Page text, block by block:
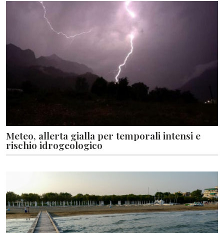
Meteo, allerta gialla per temporali intensi e
rischio idrogeologico